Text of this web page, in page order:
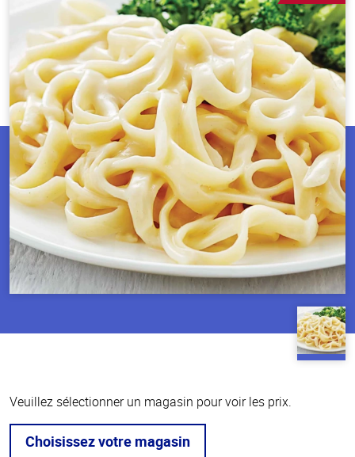
Veuillez sélectionner un magasin pour voir les prix.
Choisissez votre magasin